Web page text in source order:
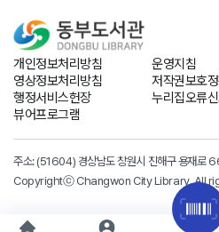
개인정보처리방침
운영지침
영상정보처리방침
저작권보호
행정서비스헌장
누리집오류
뷰어프로그램
주소: (51604) 경상남도 창원시 진해구 용재로
Copyrightⓒ Changwon City Library. All